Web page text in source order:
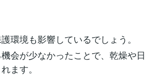
環境も影響しているでしょう。
会が少なかったことで、乾燥や
ます。